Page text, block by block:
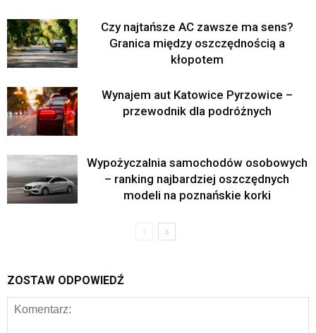
Czy najtańsze AC zawsze ma sens?
Granica między oszczędnością a
kłopotem
Wynajem aut Katowice Pyrzowice –
przewodnik dla podróżnych
Wypożyczalnia samochodów osobowych
– ranking najbardziej oszczędnych
modeli na poznańskie korki
ZOSTAW ODPOWIEDŹ